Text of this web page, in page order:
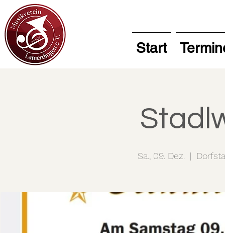
Start
Sa., 09. Dez.
  |